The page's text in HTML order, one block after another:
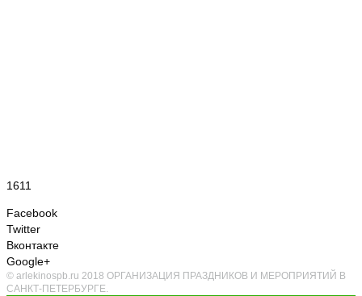
1611
Facebook
Twitter
Вконтакте
Google+
© arlekinospb.ru 2018 ОРГАНИЗАЦИЯ ПРАЗДНИКОВ И МЕРОПРИЯТИЙ В
САНКТ-ПЕТЕРБУРГЕ.